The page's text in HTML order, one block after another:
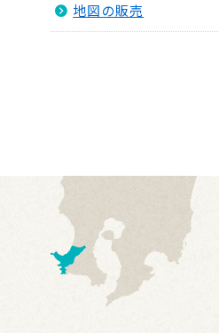
地図の販売